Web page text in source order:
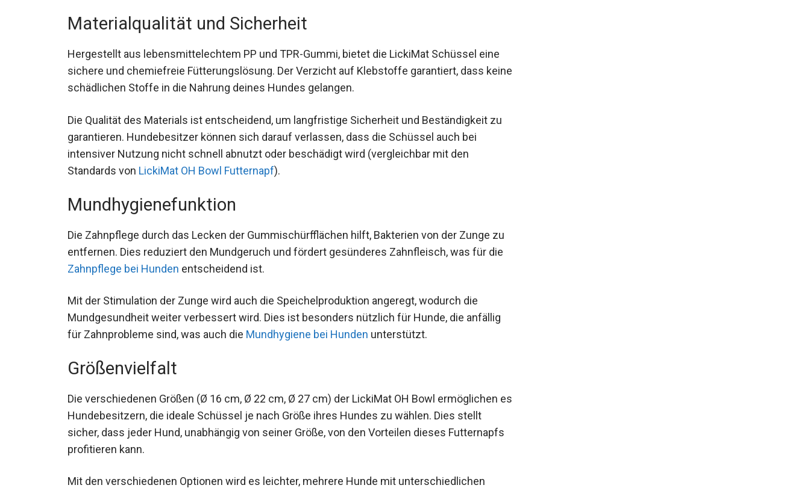
Materialqualität und Sicherheit
Hergestellt aus lebensmittelechtem PP und TPR-Gummi, bietet die LickiMat Schüssel eine
sichere und chemiefreie Fütterungslösung. Der Verzicht auf Klebstoffe garantiert, dass keine
schädlichen Stoffe in die Nahrung deines Hundes gelangen.
Die Qualität des Materials ist entscheidend, um langfristige Sicherheit und Beständigkeit zu
garantieren. Hundebesitzer können sich darauf verlassen, dass die Schüssel auch bei
intensiver Nutzung nicht schnell abnutzt oder beschädigt wird (vergleichbar mit den
Standards von LickiMat OH Bowl Futternapf).
Mundhygienefunktion
Die Zahnpflege durch das Lecken der Gummischürfflächen hilft, Bakterien von der Zunge zu
entfernen. Dies reduziert den Mundgeruch und fördert gesünderes Zahnfleisch, was für die
Zahnpflege bei Hunden entscheidend ist.
Mit der Stimulation der Zunge wird auch die Speichelproduktion angeregt, wodurch die
Mundgesundheit weiter verbessert wird. Dies ist besonders nützlich für Hunde, die anfällig
für Zahnprobleme sind, was auch die Mundhygiene bei Hunden unterstützt.
Größenvielfalt
Die verschiedenen Größen (Ø 16 cm, Ø 22 cm, Ø 27 cm) der LickiMat OH Bowl ermöglichen es
Hundebesitzern, die ideale Schüssel je nach Größe ihres Hundes zu wählen. Dies stellt
sicher, dass jeder Hund, unabhängig von seiner Größe, von den Vorteilen dieses Futternapfs
profitieren kann.
Mit den verschiedenen Optionen wird es leichter, mehrere Hunde mit unterschiedlichen